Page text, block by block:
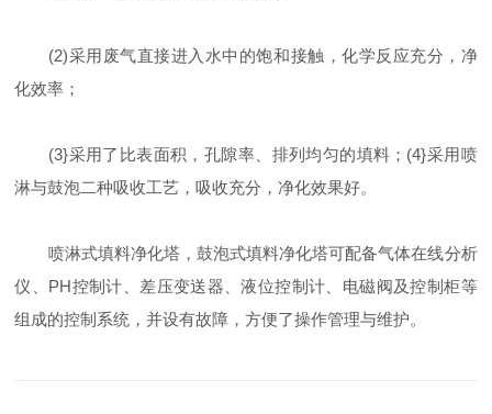
(2)采用废气直接进入水中的饱和接触，化学反应充分，净
化效率；
(3}采用了比表面积，孔隙率、排列均匀的填料；(4}采用喷
淋与鼓泡二种吸收工艺，吸收充分，净化效果好。
喷淋式填料净化塔，鼓泡式填料净化塔可配备气体在线分析
仪、PH控制计、差压变送器、液位控制计、电磁阀及控制柜等
组成的控制系统，并设有故障，方便了操作管理与维护。